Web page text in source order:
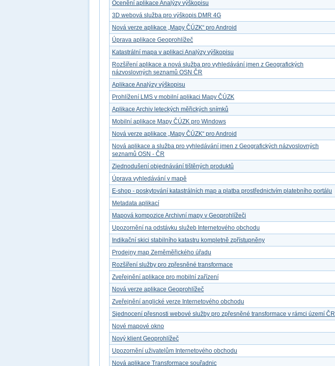
Ocenění aplikace Analýzy výškopisu
3D webová služba pro výškopis DMR 4G
Nová verze aplikace „Mapy ČÚZK“ pro Android
Úprava aplikace Geoprohlížeč
Katastrální mapa v aplikaci Analýzy výškopisu
Rozšíření aplikace a nová služba pro vyhledávání jmen z Geografických
názvoslovných seznamů OSN ČR
Aplikace Analýzy výškopisu
Prohlížení LMS v mobilní aplikaci Mapy ČÚZK
Aplikace Archiv leteckých měřických snímků
Mobilní aplikace Mapy ČÚZK pro Windows
Nová verze aplikace „Mapy ČÚZK“ pro Android
Nová aplikace a služba pro vyhledávání jmen z Geografických názvoslovných
seznamů OSN - ČR
Zjednodušení objednávání tištěných produktů
Úprava vyhledávání v mapě
E-shop - poskytování katastrálních map a platba prostřednictvím platebního portálu
Metadata aplikací
Mapová kompozice Archivní mapy v Geoprohlížeči
Upozornění na odstávku služeb Internetového obchodu
Indikační skici stabilního katastru kompletně zpřístupněny
Prodejny map Zeměměřického úřadu
Rozšíření služby pro zpřesněné transformace
Zveřejnění aplikace pro mobilní zařízení
Nová verze aplikace Geoprohlížeč
Zveřejnění anglické verze Internetového obchodu
Sjednocení přesnosti webové služby pro zpřesněné transformace v rámci území ČR
Nové mapové okno
Nový klient Geoprohlížeč
Upozornění uživatelům Internetového obchodu
Nová aplikace Transformace souřadnic